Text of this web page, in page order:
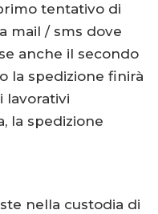
tentativo di
mail / sms dove
anche il secondo
la spedizione finirà
lavorativi
la spedizione
nella custodia di